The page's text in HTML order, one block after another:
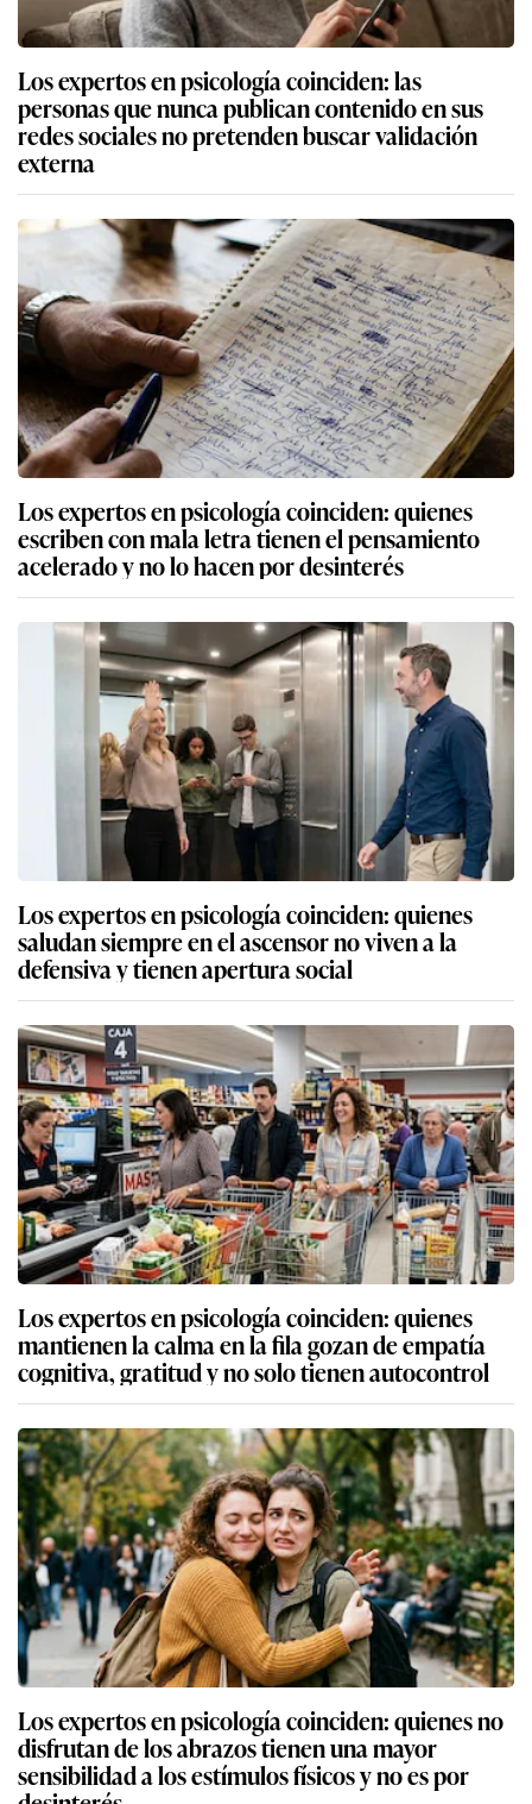
Los expertos en psicología coinciden: las
personas que nunca publican contenido en sus
redes sociales no pretenden buscar validación
externa
Los expertos en psicología coinciden: quienes
escriben con mala letra tienen el pensamiento
acelerado y no lo hacen por desinterés
Los expertos en psicología coinciden: quienes
saludan siempre en el ascensor no viven a la
defensiva y tienen apertura social
Los expertos en psicología coinciden: quienes
mantienen la calma en la fila gozan de empatía
cognitiva, gratitud y no solo tienen autocontrol
Los expertos en psicología coinciden: quienes no
disfrutan de los abrazos tienen una mayor
sensibilidad a los estímulos físicos y no es por